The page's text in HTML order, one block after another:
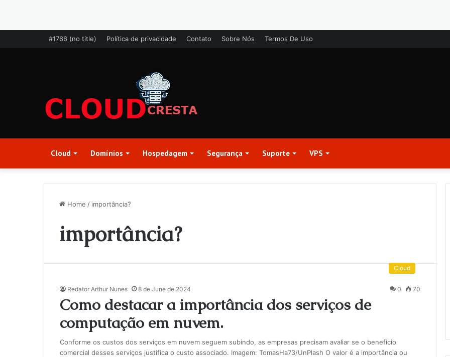
#1766 (no title) Política de privacidade Contato Sobre Nós Termos De Uso
Cloud Domínios Hospedagem Segurança Suporte VPS
Home / importância?
importância?
Cloud
Redator Arthur Nunes 8 de June de 2024 0 70
Como destacar a importância dos serviços de
computação em nuvem.
Conforme os custos dos serviços em nuvem seguem subindo, as empresas precisam avaliar se o benefício
comercial desses serviços justifica o custo associado. Imagem: TomasHa73/UnPlash O valor é a importância ou